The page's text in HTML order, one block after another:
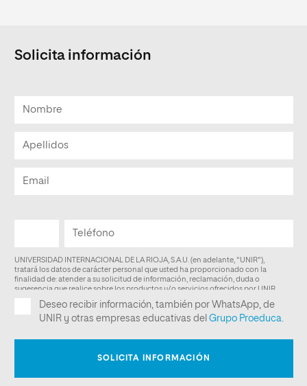
Solicita información